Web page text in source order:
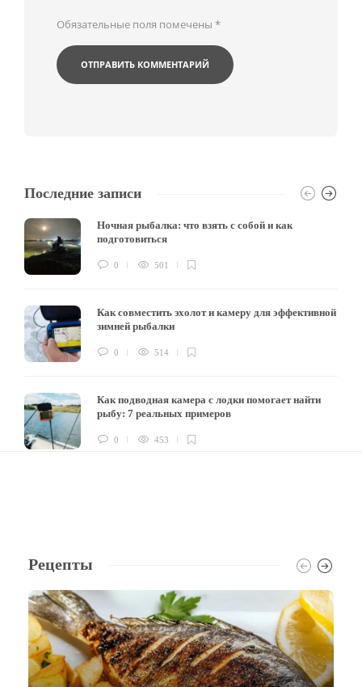
Обязательные поля помечены *
Последние записи
Ночная рыбалка: что взять с собой и как
подготовиться
0 501
Как совместить эхолот и камеру для эффективной
зимней рыбалки
0 514
Как подводная камера с лодки помогает найти
рыбу: 7 реальных примеров
0 453
Рецепты